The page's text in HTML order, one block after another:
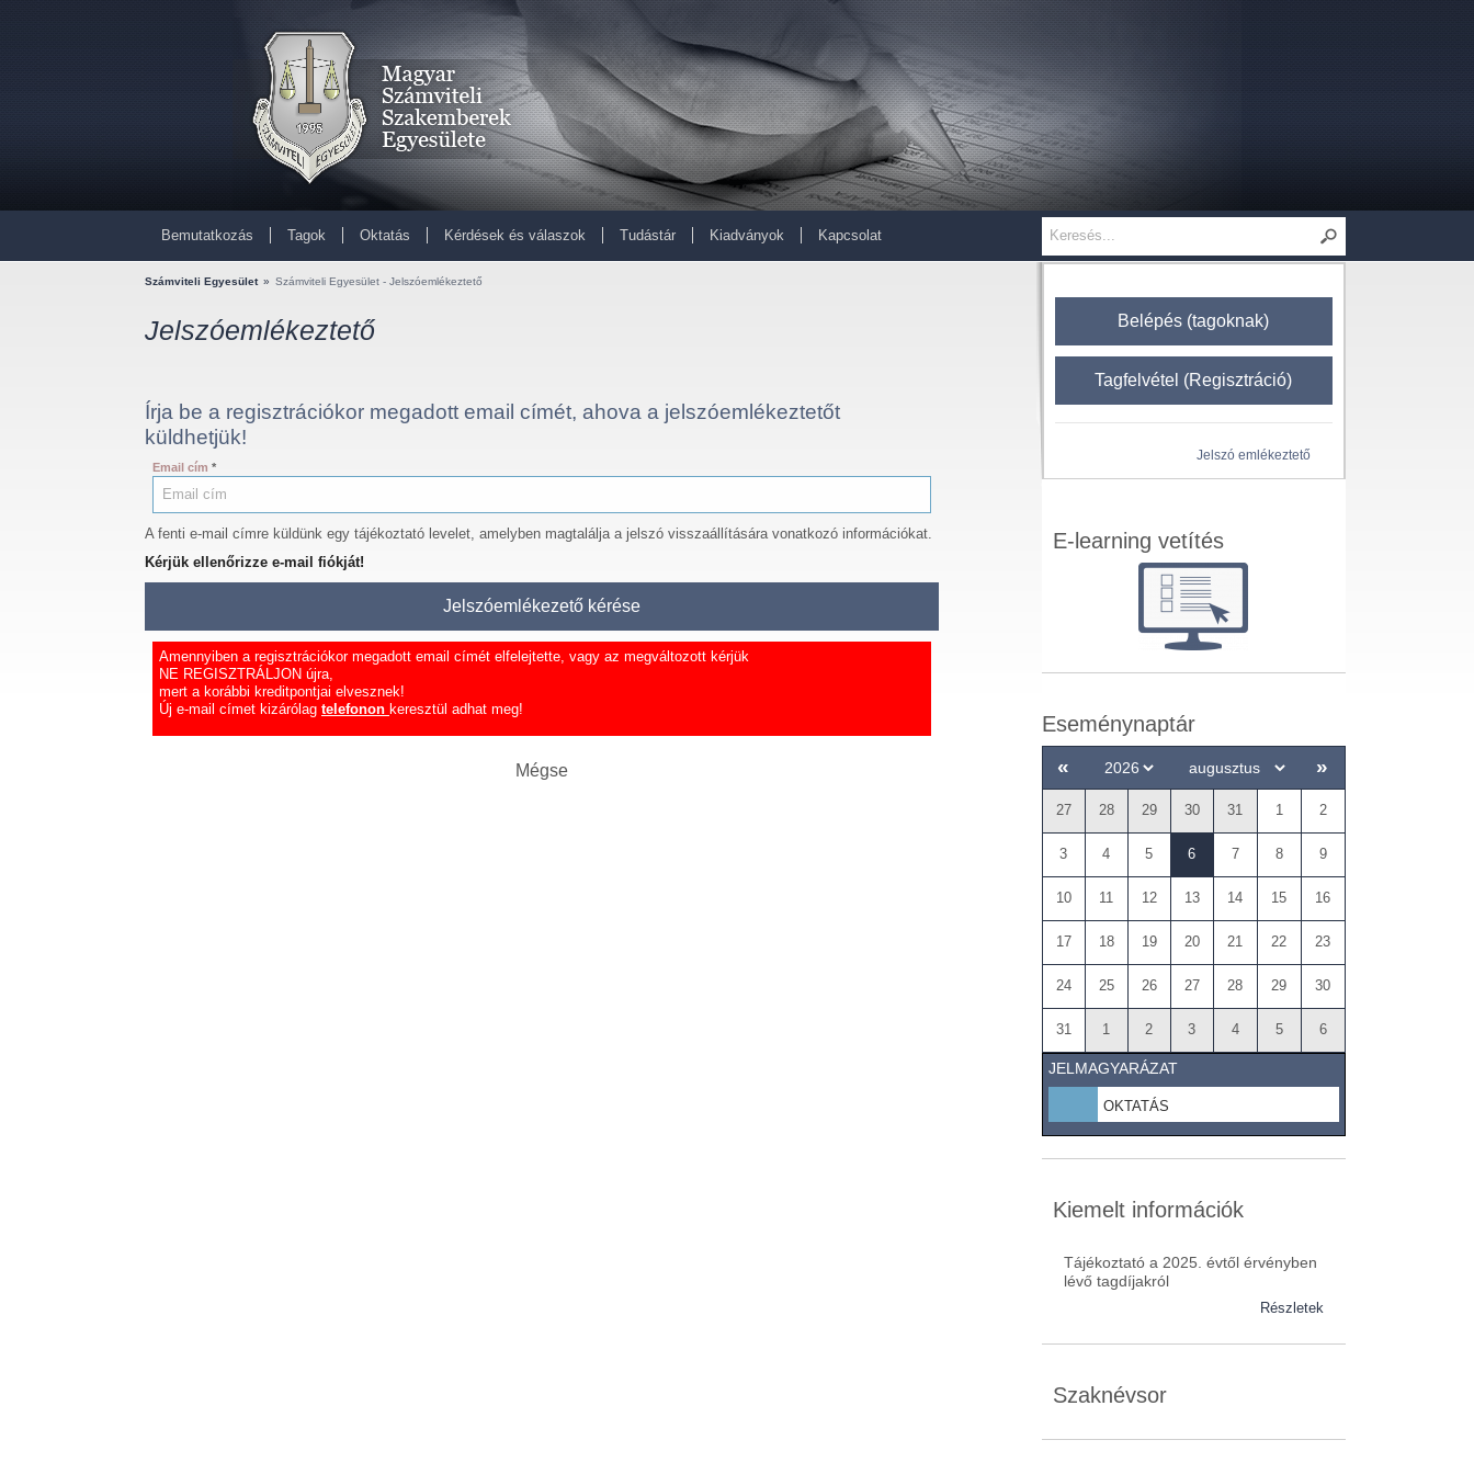
Bemutatkozás Tagok Oktatás Kérdések és válaszok Tudástár Kiadványok Kapcsolat
Számviteli Egyesület » Számviteli Egyesület - Jelszóemlékeztető
Jelszóemlékeztető
Írja be a regisztrációkor megadott email címét, ahova a jelszóemlékeztetőt
küldhetjük!
Email cím *
A fenti e-mail címre küldünk egy tájékoztató levelet, amelyben magtalálja a jelszó visszaállítására vonatkozó információkat.
Kérjük ellenőrizze e-mail fiókját!
Amennyiben a regisztrációkor megadott email címét elfelejtette, vagy az megváltozott kérjük
NE REGISZTRÁLJON újra,
mert a korábbi kreditpontjai elvesznek!
Új e-mail címet kizárólag telefonon keresztül adhat meg!
Mégse
Belépés (tagoknak)
Tagfelvétel (Regisztráció)
Jelszó emlékeztető
E-learning vetítés
Eseménynaptár
« »
27 28 29 30 31 1 2
3 4 5 6 7 8 9
10 11 12 13 14 15 16
17 18 19 20 21 22 23
24 25 26 27 28 29 30
31 1 2 3 4 5 6
JELMAGYARÁZAT
OKTATÁS
Kiemelt információk
Tájékoztató a 2025. évtől érvényben
lévő tagdíjakról
Részletek
Szaknévsor